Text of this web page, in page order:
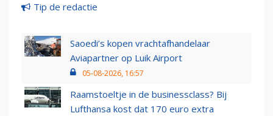
Tip de redactie
Saoedi’s kopen vrachtafhandelaar
Aviapartner op Luik Airport
05-08-2026, 16:57
Raamstoeltje in de businessclass? Bij
Lufthansa kost dat 170 euro extra